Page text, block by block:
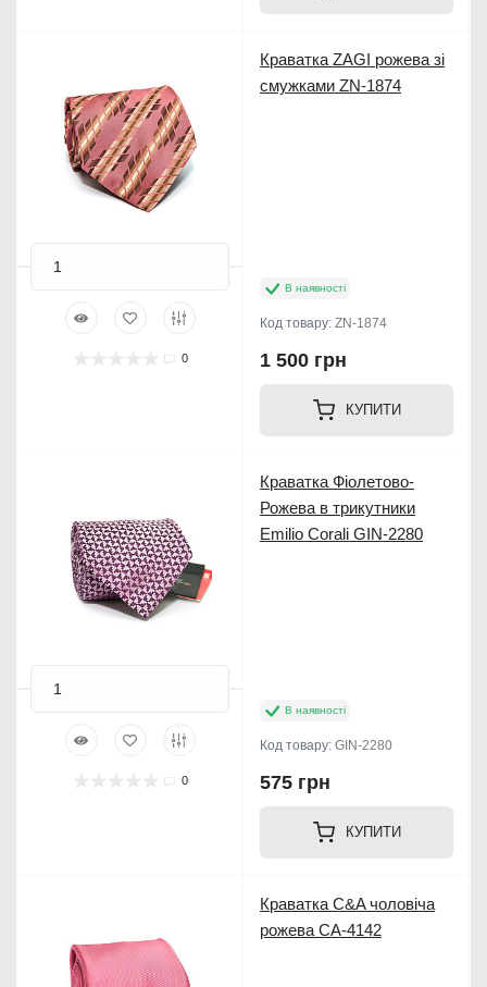
0
Краватка ZAGI рожева зі
смужками ZN-1874
В наявності
Код товару: ZN-1874
1 500 грн
КУПИТИ
0
Краватка Фіолетово-
Рожева в трикутники
Emilio Corali GIN-2280
В наявності
Код товару: GIN-2280
575 грн
КУПИТИ
Краватка C&A чоловіча
рожева CA-4142